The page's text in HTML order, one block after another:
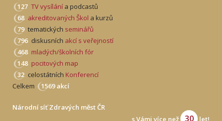
127 TV vysílání a podcastů
68 akreditovaných Škol a kurzů
79 tematických seminářů
796 diskusních akcí s veřejností
468 mladých/školních fór
148 pocitových map
32 celostátních Konferencí
Celkem
1569 akcí
Národní síť Zdravých měst ČR
s Vámi více než
30 let!